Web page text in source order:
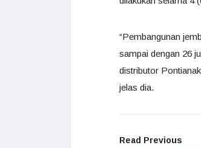
“Pembangunan
sampai dengan 26
distributor
jelas dia.
Read Previous